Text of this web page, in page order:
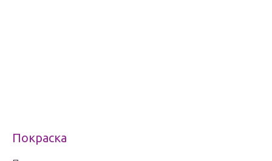
Покраска